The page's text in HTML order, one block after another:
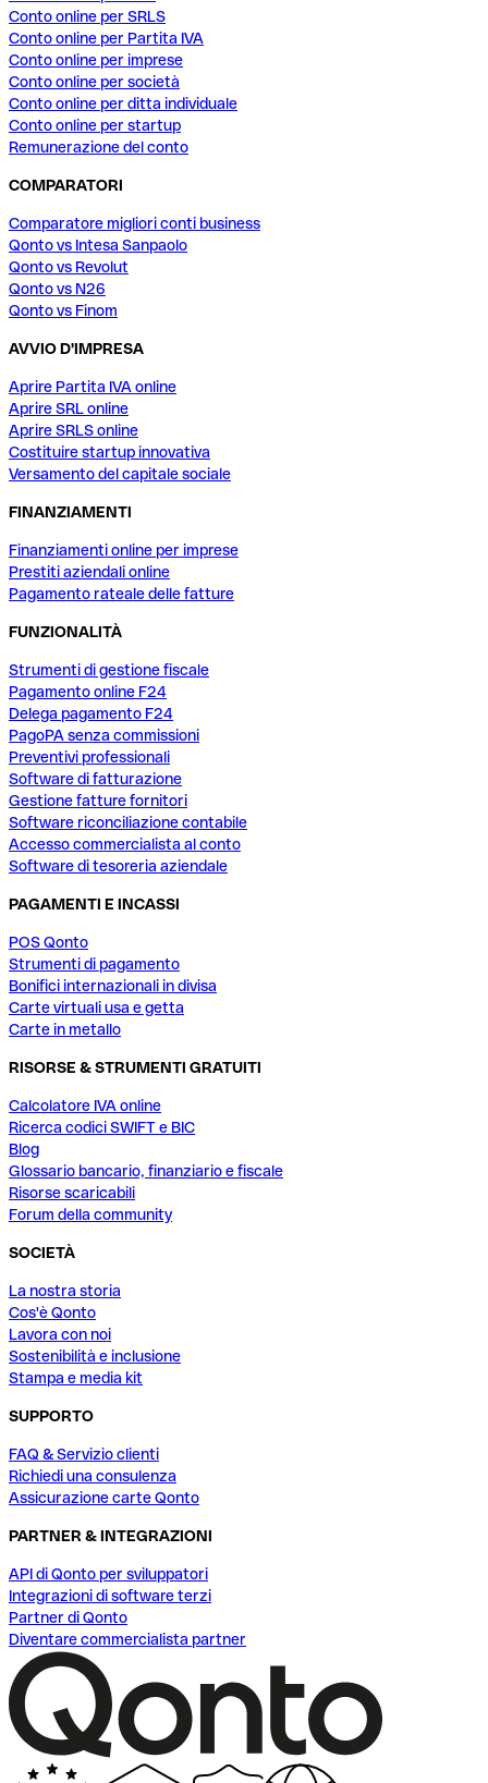
Conto online per SRLS
Conto online per Partita IVA
Conto online per imprese
Conto online per società
Conto online per ditta individuale
Conto online per startup
Remunerazione del conto
COMPARATORI
Comparatore migliori conti business
Qonto vs Intesa Sanpaolo
Qonto vs Revolut
Qonto vs N26
Qonto vs Finom
AVVIO D'IMPRESA
Aprire Partita IVA online
Aprire SRL online
Aprire SRLS online
Costituire startup innovativa
Versamento del capitale sociale
FINANZIAMENTI
Finanziamenti online per imprese
Prestiti aziendali online
Pagamento rateale delle fatture
FUNZIONALITÀ
Strumenti di gestione fiscale
Pagamento online F24
Delega pagamento F24
PagoPA senza commissioni
Preventivi professionali
Software di fatturazione
Gestione fatture fornitori
Software riconciliazione contabile
Accesso commercialista al conto
Software di tesoreria aziendale
PAGAMENTI E INCASSI
POS Qonto
Strumenti di pagamento
Bonifici internazionali in divisa
Carte virtuali usa e getta
Carte in metallo
RISORSE & STRUMENTI GRATUITI
Calcolatore IVA online
Ricerca codici SWIFT e BIC
Blog
Glossario bancario, finanziario e fiscale
Risorse scaricabili
Forum della community
SOCIETÀ
La nostra storia
Cos'è Qonto
Lavora con noi
Sostenibilità e inclusione
Stampa e media kit
SUPPORTO
FAQ & Servizio clienti
Richiedi una consulenza
Assicurazione carte Qonto
PARTNER & INTEGRAZIONI
API di Qonto per sviluppatori
Integrazioni di software terzi
Partner di Qonto
Diventare commercialista partner